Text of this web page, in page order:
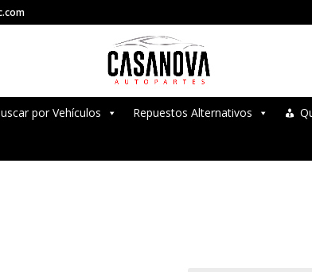
por Vehículos Repuestos Alternativos